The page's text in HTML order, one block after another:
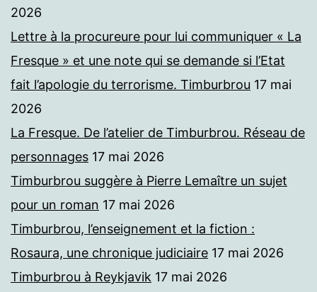
2026
Lettre à la procureure pour lui communiquer « La
Fresque » et une note qui se demande si l’Etat
fait l’apologie du terrorisme. Timburbrou 17 mai
2026
La Fresque. De l’atelier de Timburbrou. Réseau de
personnages 17 mai 2026
Timburbrou suggère à Pierre Lemaître un sujet
pour un roman 17 mai 2026
Timburbrou, l’enseignement et la fiction :
Rosaura, une chronique judiciaire 17 mai 2026
Timburbrou à Reykjavik 17 mai 2026